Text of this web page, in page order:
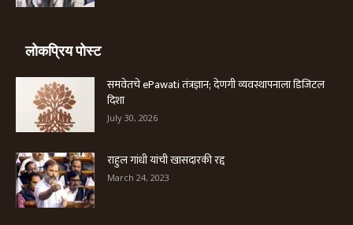
लोकप्रिय पोस्ट
समवेतचे ePawati तंत्रज्ञान; देणगी व्यवस्थापनाला डिजिटल
दिशा
July 30, 2026
राहुल गांधी यांची खासदारकी रद्द
March 24, 2023